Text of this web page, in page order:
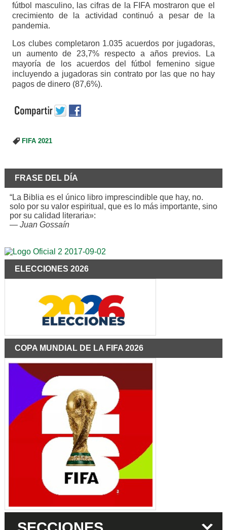
fútbol masculino, las cifras de la FIFA mostraron que el
crecimiento de la actividad continuó a pesar de la
pandemia.
Los clubes completaron 1.035 acuerdos por jugadoras,
un aumento de 23,7% respecto a años previos. La
mayoría de los acuerdos del fútbol femenino sigue
incluyendo a jugadoras sin contrato por las que no hay
pagos de dinero (87,6%).
FIFA 2021
FRASE DEL DÍA
“La Biblia es el único libro imprescindible que hay, no.
solo por su valor espiritual, que es lo más importante, sino
por su calidad literaria»:
— Juan Gossaín
ELECCIONES 2026
COPA MUNDIAL DE LA FIFA 2026